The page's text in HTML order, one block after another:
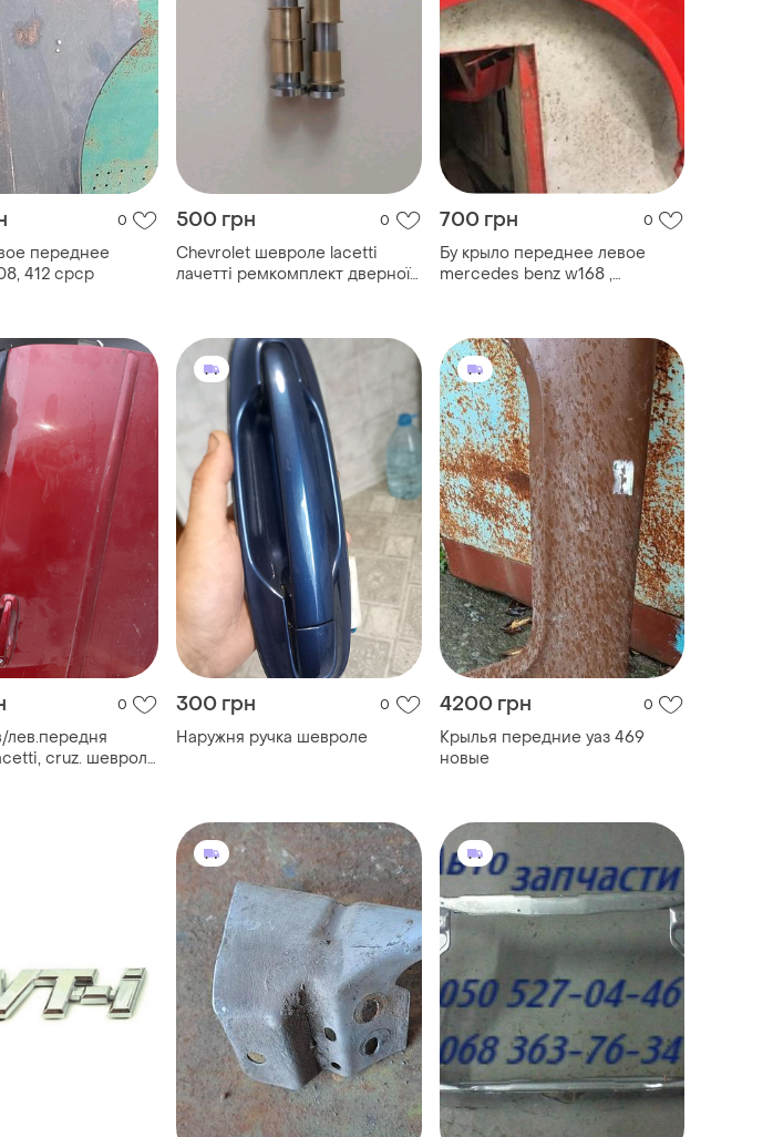
0
переднее
412 срср
500 грн 0
Chevrolet шевроле lacetti
лачетті ремкомплект дверної
700 грн 0
Бу крыло переднее левое
mercedes benz w168 ,
0
лев.передня
cruz. шевроле
300 грн 0
Наружня ручка шевроле
4200 грн 0
Крылья передние уаз 469
новые